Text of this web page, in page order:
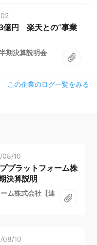
億円 楽天との“事業
期決算説明会
この企業のログ一覧をみる
08/10
プラットフォーム株
決算説明
ム株式会社【速
08/10